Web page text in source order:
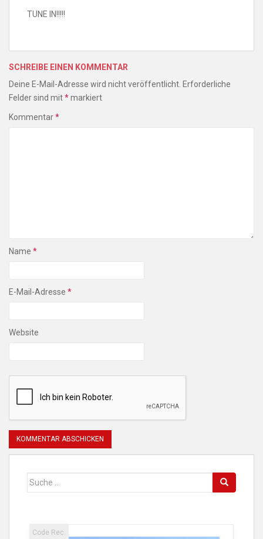
TUNE IN!!!!!
SCHREIBE EINEN KOMMENTAR
Deine E-Mail-Adresse wird nicht veröffentlicht. Erforderliche
Felder sind mit*markiert
Kommentar*
Name *
E-Mail-Adresse *
Website
Suche
Code Rec.